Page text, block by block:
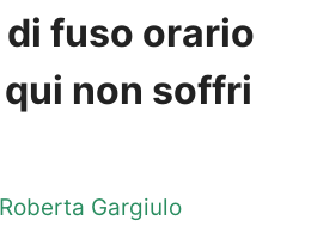
fuso orario
qui non soffri
Roberta Gargiulo